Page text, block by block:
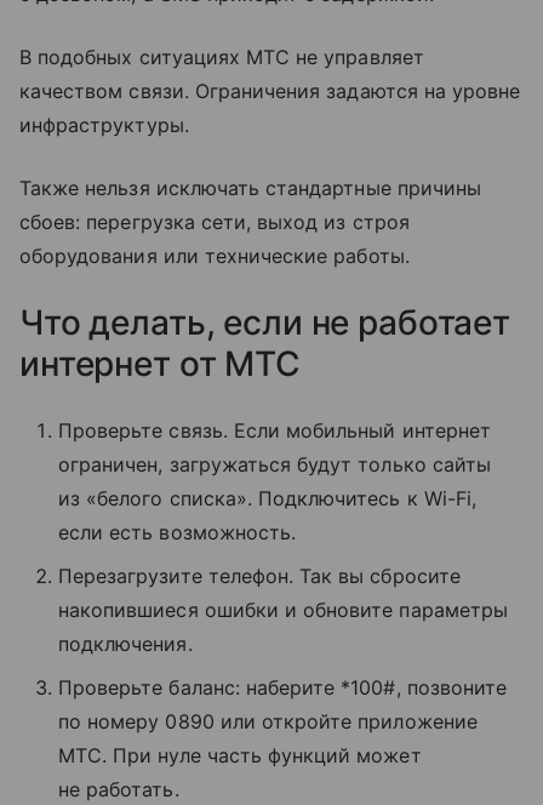
В подобных ситуациях МТС не управляет
качеством связи. Ограничения задаются на уровне
инфраструктуры.
Также нельзя исключать стандартные причины
сбоев: перегрузка сети, выход из строя
оборудования или технические работы.
Что делать, если не работает
интернет от МТС
Проверьте связь. Если мобильный интернет
ограничен, загружаться будут только сайты
из «белого списка». Подключитесь к Wi-Fi,
если есть возможность.
Перезагрузите телефон. Так вы сбросите
накопившиеся ошибки и обновите параметры
подключения.
Проверьте баланс: наберите *100#, позвоните
по номеру 0890 или откройте приложение
МТС. При нуле часть функций может
не работать.